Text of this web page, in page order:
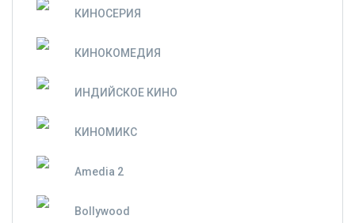
КИНОСЕРИЯ
КИНОКОМЕДИЯ
ИНДИЙСКОЕ КИНО
КИНОМИКС
Amedia 2
Bollywood